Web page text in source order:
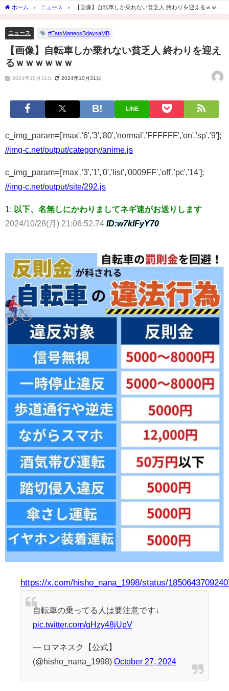
ホーム ニュース
【画像】自転車しか乗れない貧乏人 終わりを迎えるｗｗｗ
ｗｗｗ
ニュース #EatsMatteosBdaysaMB
【画像】自転車しか乗れない貧乏人 終わりを迎え
るｗｗｗｗｗｗ
2024年10月31日 2024年10月31日
LINE
c_img_param=['max','6','3','80','normal','FFFFFF','on','sp','9'];
//img-c.net/output/category/anime.js
c_img_param=['max','3','1','0','list','0009FF','off','pc','14'];
//img-c.net/output/site/292.js
1: 以下、名無しにかわりましてネギ速がお送りします
2024/10/28(月) 21:06:52.74 ID:w7klFyY70
https://x.com/hisho_nana_1998/status/
自転車の乗ってる人は要注意です↓
pic.twitter.com/gHzy48jUpV
— ロマネスク【公式】
(@hisho_nana_1998) October 27, 2024